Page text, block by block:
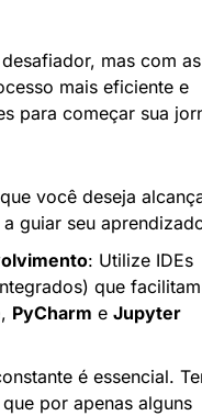
mais eficiente e
para começar sua
você deseja
guiar seu
: Utilize IDEs
que
, PyCharm e Jupyter
é essencial.
por apenas alguns